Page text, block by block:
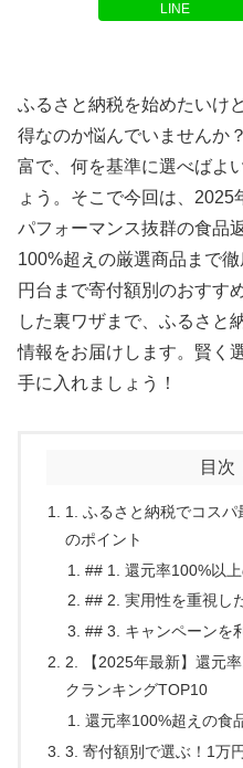
LINE
ふるさと納税を始めたいけ
得なのか悩んでいませんか
富で、何を基準に選べばよ
ょう。そこで今回は、2025
パフォーマンス抜群の食品
100%超えの厳選商品まで
円台まで寄付額別のおすす
した裏ワザまで、ふるさと
情報をお届けします。賢く
手に入れましょう！
目次
1. ふるさと納税でコス
のポイント
## 1. 還元率100%以
## 2. 実用性を重視し
## 3. キャンペーンを
2. 【2025年最新】還元
クランキングTOP10
還元率100%超えの食
3. 寄付額別で選ぶ！1万